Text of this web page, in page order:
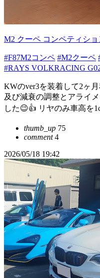
M2 クーペ コンペティショ
#F87M2コンペ #M2クーペ
#RAYS VOLKRACING
KWのver3を装着して2ヶ
及び減衰の調整とアライ
した😉👍 リヤのみ車高を
thumb_up 75
comment4
2026/05/18 19:42